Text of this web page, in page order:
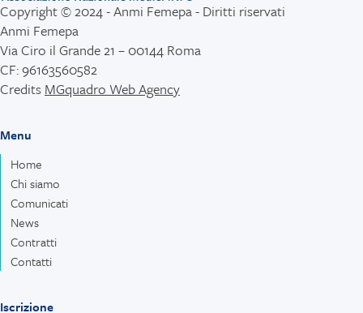
Copyright © 2024 - Anmi Femepa - Diritti riservati
Anmi Femepa
Via Ciro il Grande 21 – 00144 Roma
CF: 96163560582
Credits MGquadro Web Agency
Menu
Home
Chi siamo
Comunicati
News
Contratti
Contatti
Iscrizione